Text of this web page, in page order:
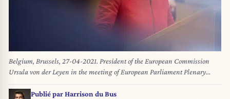
Belgium, Brussels, 27-04-2021. President of the European Commission
Ursula von der Leyen in the meeting of European Parliament Plenary
session - EU-UK Trade and Cooperation agreement and Future EU-UK
relations. Photograph by Jan Van De Ve. Belgique, Bruxelles, 27-04-2021.
Publié parHarrison du Bus